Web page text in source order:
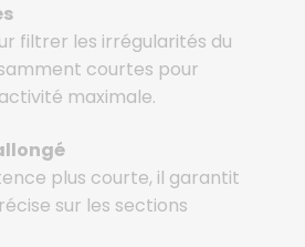
filtrer les irrégularités du
courtes pour
maximale.
plus courte, il garantit
sur les sections